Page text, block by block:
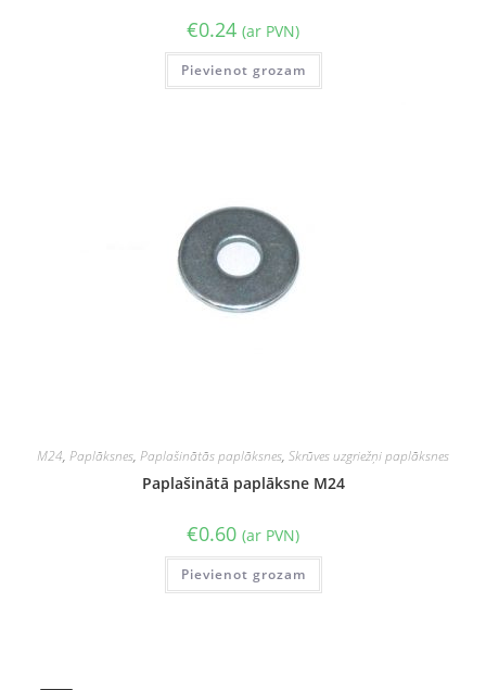
€0.24 (ar PVN)
Pievienot grozam
M24, Paplāksnes, Paplašinātās paplāksnes, Skrūves uzgriežņi paplāksnes
Paplašinātā paplāksne M24
€0.60 (ar PVN)
Pievienot grozam